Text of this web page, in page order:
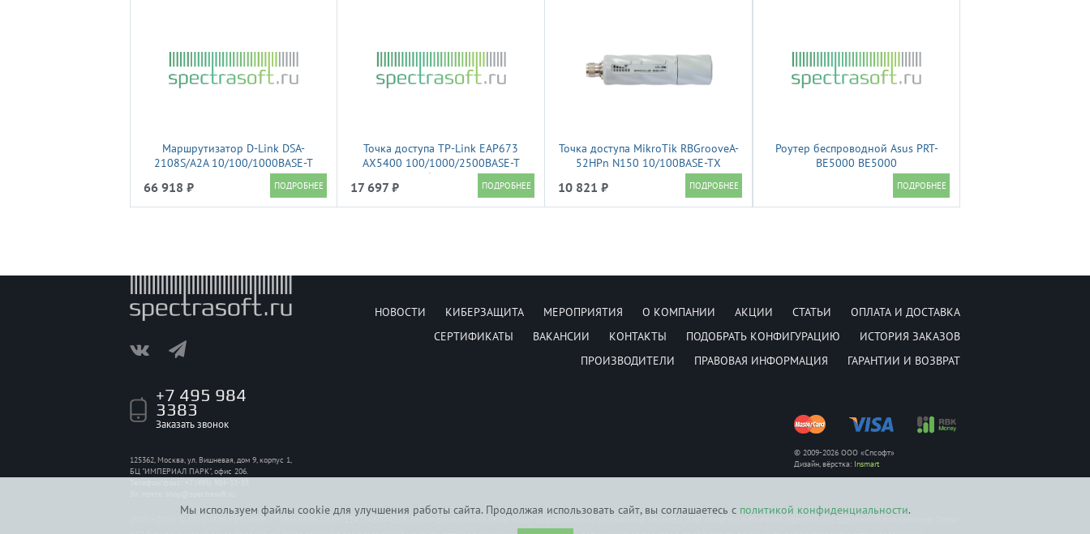
Мы используем файлы cookie для улучшения работы сайта. Продолжая использовать сайт, вы соглашаетесь с политикой конфиденциальности.
Маршрутизатор D-Link DSA-
2108S/A2A 10/100/1000BASE-T
66 918 ₽
Точка доступа TP-Link EAP673
AX5400 100/1000/2500BASE-T
белый
17 697 ₽
Точка доступа MikroTik RBGrooveA-
52HPn N150 10/100BASE-TX
10 821 ₽
Роутер беспроводной Asus PRT-
BE5000 BE5000
10/100/1000/2500BASE-T
+7 495 984
3383
Заказать звонок
125362, Москва, ул. Вишневая, дом 9, корпус 1,
БЦ "ИМПЕРИАЛ ПАРК", офис 206.
НОВОСТИ КИБЕРЗАЩИТА МЕРОПРИЯТИЯ О КОМПАНИИ АКЦИИ СТАТЬИ
ОПЛАТА И ДОСТАВКА
СЕРТИФИКАТЫ
ВАКАНСИИ КОНТАКТЫ ПОДОБРАТЬ КОНФИГУРАЦИЮ
ИСТОРИЯ ЗАКАЗОВ
ПРОИЗВОДИТЕЛИ
ПРАВОВАЯ ИНФОРМАЦИЯ ГАРАНТИИ И ВОЗВРАТ
© 2009-2026 ООО «Спсофт»
Дизайн, вёрстка: Insmart
2009—2026 © ООО «Спсофт», ИНН 7718965696, ОГРН 1147746074255. Вся информация на сайте носит исключительно справочный характер, и не является публичной офертой, определяемой положением Статьи